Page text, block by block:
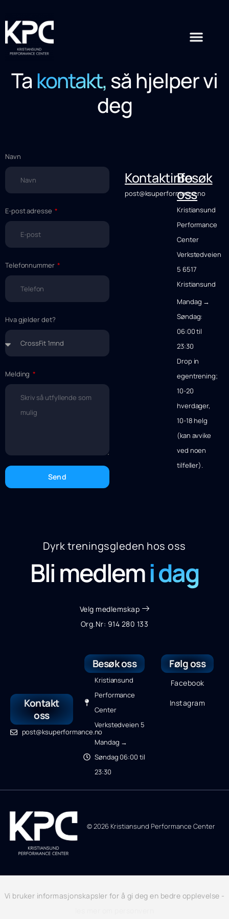
Ta kontakt,så hjelper vi
deg
Navn
E-post adresse
Telefonnummer
Hva gjelder det?
Melding
Send
Kontaktinfo
post@ksuperformance.no
Besøk
oss
Kristiansund
Performance
Center
Verkstedveien
5 6517
Kristiansund
Mandag →
Søndag:
06:00 til
23:30
Drop in
egentrening;
10-20
hverdager,
10-18 helg
(kan avvike
ved noen
tilfeller).
Dyrk treningsgleden hos oss
Bli medlemi dag
Velg medlemskap
Org.Nr: 914 280 133
Kontakt
oss
post@ksuperformance.no
Besøk oss
Kristiansund
Performance
Center
Verkstedveien 5
Mandag →
Søndag 06:00 til
23:30
Følg oss
Facebook
Instagram
© 2026 Kristiansund Performance Center
Vi bruker informasjonskapsler for å gi deg en bedre opplevelse -